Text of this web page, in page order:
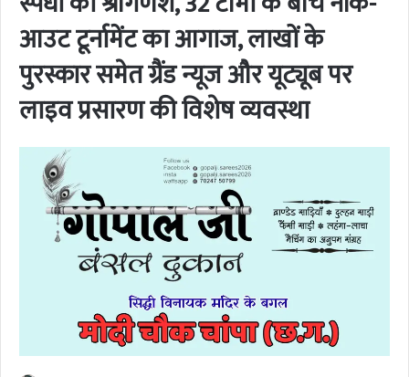
आउट टूर्नामेंट का आगाज, लाखों के
पुरस्कार समेत ग्रैंड न्यूज और यूट्यूब पर
लाइव प्रसारण की विशेष व्यवस्था